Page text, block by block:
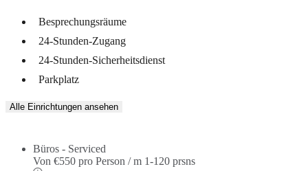
Besprechungsräume
24-Stunden-Zugang
24-Stunden-Sicherheitsdienst
Parkplatz
Alle Einrichtungen ansehen
Büros - Serviced
Von €550 pro Person / m 1-120 prsns